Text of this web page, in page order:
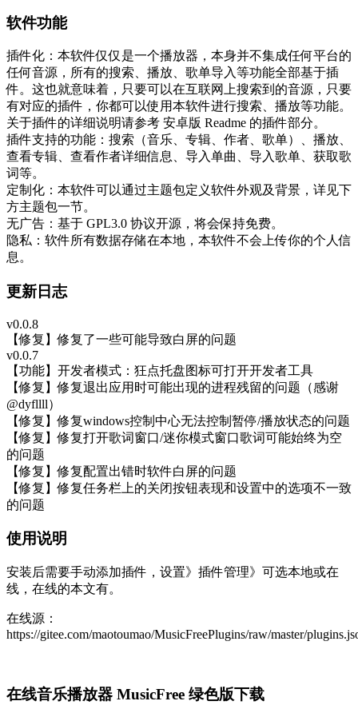
软件功能
插件化：本软件仅仅是一个播放器，本身并不集成任何平台的
任何音源，所有的搜索、播放、歌单导入等功能全部基于插
件。这也就意味着，只要可以在互联网上搜索到的音源，只要
有对应的插件，你都可以使用本软件进行搜索、播放等功能。
关于插件的详细说明请参考 安卓版 Readme 的插件部分。
插件支持的功能：搜索（音乐、专辑、作者、歌单）、播放、
查看专辑、查看作者详细信息、导入单曲、导入歌单、获取歌
词等。
定制化：本软件可以通过主题包定义软件外观及背景，详见下
方主题包一节。
无广告：基于 GPL3.0 协议开源，将会保持免费。
隐私：软件所有数据存储在本地，本软件不会上传你的个人信
息。
更新日志
v0.0.8
【修复】修复了一些可能导致白屏的问题
v0.0.7
【功能】开发者模式：狂点托盘图标可打开开发者工具
【修复】修复退出应用时可能出现的进程残留的问题（感谢
@dyfllll）
【修复】修复windows控制中心无法控制暂停/播放状态的问题
【修复】修复打开歌词窗口/迷你模式窗口歌词可能始终为空
的问题
【修复】修复配置出错时软件白屏的问题
【修复】修复任务栏上的关闭按钮表现和设置中的选项不一致
的问题
使用说明
安装后需要手动添加插件，设置》插件管理》可选本地或在
线，在线的本文有。
在线源：
https://gitee.com/maotoumao/MusicFreePlugins/raw/master/
在线音乐播放器 MusicFree 绿色版下载